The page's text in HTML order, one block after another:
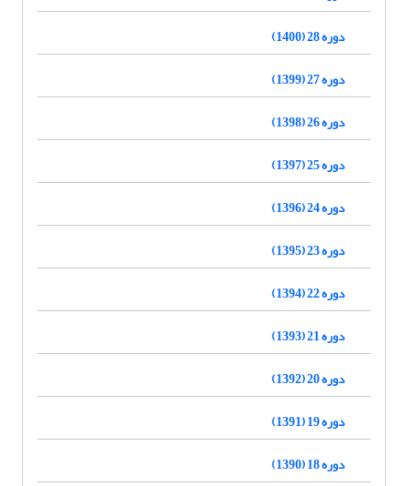
دوره 28 (1400)
دوره 27 (1399)
دوره 26 (1398)
دوره 25 (1397)
دوره 24 (1396)
دوره 23 (1395)
دوره 22 (1394)
دوره 21 (1393)
دوره 20 (1392)
دوره 19 (1391)
دوره 18 (1390)